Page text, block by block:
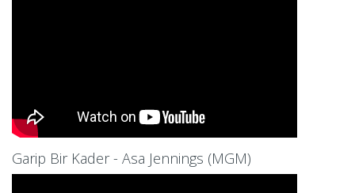
Garip Bir Kader - Asa Jennings (MGM)